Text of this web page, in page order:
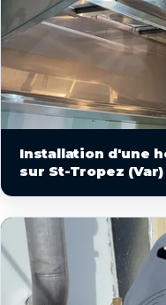
Installation d'une
sur St-Tropez (Var)